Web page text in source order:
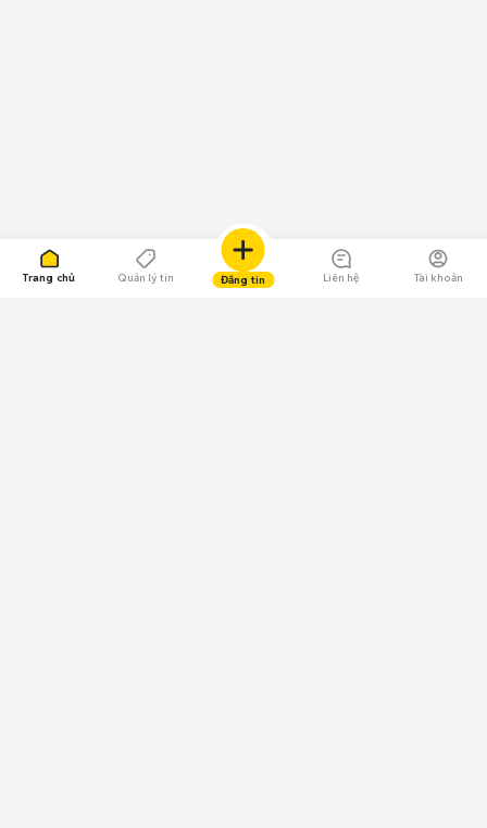
Trang chủ Quản lý tin Đăng tin Liên hệ Tài khoản